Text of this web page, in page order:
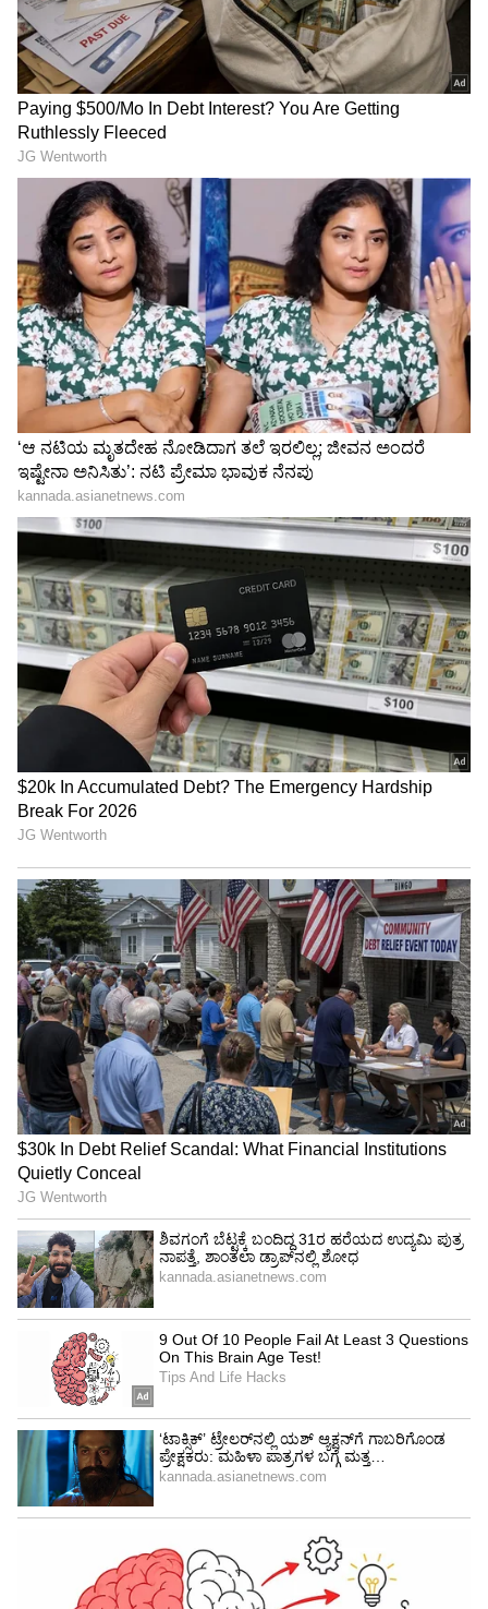
ಬೃಹತ್ ಗಾತ್ರದ ಮರಗಳೇ ಬಿದ್ದಿದ್ದು, ಒಂದೆಡೆ ಸಾಗಿಸಿ, ತೂಕ
ಹಾಕಿ, ನಿಯಮದಂತೆ ಇವುಗಳನ್ನು ಮಾರಾಟ ಮಾಡಲು ಆನ್
ಲೈನ್ ನಲ್ಲಿ ಟೆಂಡರ್ ಕರೆಯಲಾಗುತ್ತದೆ. ಅಲ್ಲಿಯವರೆಗೆ ಒಂದು
ಕಡೆ ಮರ ಸಂಗ್ರಹಿಸುವುದು ಅನಿವಾರ್ಯ. ಉದಾಹರಣೆಗೆ
ಮಲ್ಲೇಶ್ವರದಿಂದ ಸುಮ್ಮನಹಳ್ಳಿ ಕುಷ್ಠರೋಗ ಆಸ್ಪತ್ರೆ ಅಂಗಳಕ್ಕೆ
ಮರ ಸಂಗ್ರಹಿಸುವುದು ಸಮಸ್ಯೆಯಾಗಿದೆ. ಒಂದು ಬೃಹತ್ ಮರ
ತುಂಡು ಮಾಡಿದರೆ ಒಂದು ಲಾರಿಯಲ್ಲಿ ಎರಡು ಬಾರಿ
ಸಾಗಿಸಬೇಕು. ಬೆಳಿಗ್ಗೆ 8ರಿಂದ 11ರವರೆಗೆ ಲಾರಿ ಸಂಚಾರಕ್ಕೆ
ನಗರದಲ್ಲಿ ಅನುಮತಿ ಇಲ್ಲ. ಬೆಳಿಗ್ಗೆ 11ರ ನಂತರ
ಮಲ್ಲೇಶ್ವರದಿಂದ ಕುಷ್ಠರೋಗ ಆಸ್ಪತ್ರೆಗೆ ತಲುಪಿಸುವಷ್ಟರಲ್ಲಿ
ಸಂಜೆಯಾಗುತ್ತದೆ. ಇಲ್ಲಿ ಸಂಚಾರ ದಟ್ಟಣೆ, ಲೋಡ್ ಮತ್ತು
ಅನ್ ಲೋಡ್ ಮಾಡುವ ಸಮಯವೂ ಸೇರುವುದರಿಂದ ತೆರವು
ತಡವಾಗುತ್ತಿದೆ. ನಗರದ ಮಧ್ಯೆದಲ್ಲಿ ಪಾಲಿಕೆಗೆ 2 ಎಕರೆ
ನೋಟಿಫೈಡ್ ಡಿಪೋ ಇದ್ದರೆ, ಸಮಯ ಉಳಿದು, ಕೆಲಸವೂ
ಬೇಗ ಮುಗಿಯುತ್ತಿತ್ತು ಎಂದು ಅಧಿಕಾರಿಗಳು
ಅಭಿಪ್ರಾಯಪಟ್ಟಿದ್ದಾರೆ.
8 ತಾತ್ಕಾಲಿಕ ಡಿಪೋಗಳಲ್ಲಿ 1305 ಕೊಂಬೆಗಳ ಸಂಗ್ರಹ
ನಗರದಲ್ಲಿ ಮರ ತೆರವು ಜೊತೆಗೆ, ಕೊಂಬೆ ತೆರವು
ತಡವಾಗುತ್ತಿದೆ. ಏಪ್ರಿಲ್ 29 ಮತ್ತು 30ರಂದು ಒಟ್ಟು 516
ಮರಗಳು 1305 ಕೊಂಬೆಗಳು ಮುರಿದು ಬಿದ್ದಿವೆ. ಇವುಗಳನ್ನು
ನಗರದ ಹೊರವಲಯದಲ್ಲಿ 8 ಸ್ಥಳಗಳಲ್ಲಿ ತಾತ್ಕಾಲಿಕ
ಡಿಪೋಗಳಲ್ಲಿ ಸಂಗ್ರಹಿಸಲಾಗುತ್ತಿದೆ. ಮುಂಗಾರು ಮಳೆ
ಸಂದರ್ಭಕ್ಕೆ 16 ಸ್ಥಳಗಳಲ್ಲಿ ತಾತ್ಕಾಲಿಕ ಡಿಪೋ ತೆರೆಯಲು ಕೆರೆ,
ಸ್ಮಶಾನ ಪ್ರದೇಶ ಗುರುತಿಸಲಾಗಿದೆ. ಪ್ರಸ್ತುತ ರಸ್ತೆ ಮಧ್ಯೆ ಬಿದ್ದ
ಮರಗಳನ್ನು ಪಕ್ಕಕ್ಕೆ ಸರಿಸಲಾಗಿದೆ ಎಂದು ಪಾಲಿಕೆ ಉಪ
ಅರಣ್ಯ ಸಂರಕ್ಷಣಾಧಿಕಾರಿ ಸುದರ್ಶನ್ ಕನ್ನಡಪ್ರಭಕ್ಕೆ
ತಿಳಿಸಿದರು.\B
ನಗರದಲ್ಲಿನ ತಾತ್ಕಾಲಿಕ ಡಿಪೋಗಳು
ಉತ್ತರ ಪಾಲಿಕೆ ವ್ಯಾಪ್ತಿ, ಅಟ್ಟೂರು ಕೆರೆ ಬಳಿ ಅಟ್ಟೂರು
ಡಿಪೋ, ಶೆಟ್ಟಿಹಳ್ಳಿ ನರ್ಸರಿ ಎದುರು ದಾಸರಹಳ್ಳಿ, ಪೂರ್ವ
ಪಾಲಿಕೆ ವ್ಯಾಪ್ತಿಯ ಡಿಪೋ, ಕೆಂಪಾಪುರ ನರ್ಸರಿ,
ಮಹದೇವಪುರ, ಕೇಂದ್ರ ಪಾಲಿಕೆ ವ್ಯಾಪ್ತಿಯ ಡಿಪೋ, ಕಲ್ಪಳ್ಳಿ
ಸ್ಮಶಾನ ಮೈದಾನ, ದಕ್ಷಿಣ ಪಾಲಿಕೆ ವ್ಯಾಪ್ತಿಯ ಡಿಪೋ, ಕೂಡ್ಲು
ನರ್ಸರಿ, ಮಡಿವಾಳ ಕೆರೆ ಮೈದಾನ, ಪಶ್ಚಿಮ ಪಾಲಿಕೆ ವ್ಯಾಪ್ತಿಯ
ಡಿಪೋ, ಸುಮ್ಮನಹಳ್ಳಿ ಕುಷ್ಠರೋಗ ಆಸ್ಪತ್ರೆ ಹಿಂಭಾಗ
ಜ್ಞಾನಭಾರತಿ ನರ್ಸರಿ.
"ರಾಜಕೀಯ ಬೇಡ, ಸಿನಿಮಾನೇ ಪ್ರಾಣ":
ಕನಕೋತ್ಸವದಲ್ಲಿ ರಿಷಬ್ ಶೆಟ್ಟಿ | Rishab
Shetty speech | Suvarna News
ಶೇ.50 ರಿಂದ ಶೇ.18 ಕ್ಕೆ TAX ಇಳಿಕೆ: ಮೋದಿ-
ಟ್ರಂಪ್ ಐತಿಹಾಸಿಕ ಒಪ್ಪಂದ | India US
Trade Deal | Party Rounds